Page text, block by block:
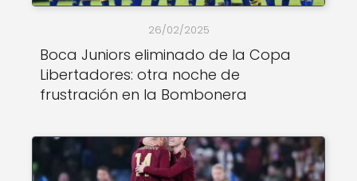
26/02/2025
Boca Juniors eliminado de la Copa
Libertadores: otra noche de
frustración en la Bombonera